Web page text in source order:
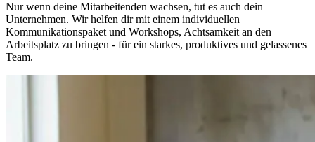
Nur wenn deine Mitarbeitenden wachsen, tut es auch dein
Unternehmen. Wir helfen dir mit einem individuellen
Kommunikationspaket und Workshops, Achtsamkeit an den
Arbeitsplatz zu bringen - für ein starkes, produktives und gelassenes
Team.